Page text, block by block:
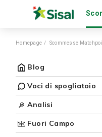
Homepage Scommesse
Blog
Voci di spogliatoio
Analisi
Fuori Campo